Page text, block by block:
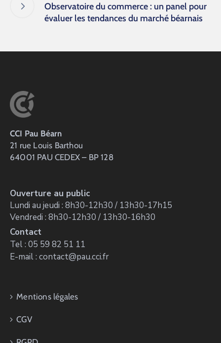
Observatoire du commerce : un panel pour
évaluer les tendances du marché béarnais
CCI Pau Béarn
21 rue Louis Barthou
64001 PAU CEDEX – BP 128
Ouverture au public
Lundi au jeudi : 8h30-12h30 / 13h30-17h15
Vendredi : 8h30-12h30 / 13h30-16h30
Contact
Tel : 05 59 82 51 11
E-mail : contact@pau.cci.fr
Mentions légales
CGV